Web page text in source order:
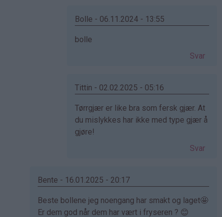
Bolle - 06.11.2024 - 13:55
Som
Cecilie
bekreftet)
bolle
Svar
Tittin - 02.02.2025 - 05:16
Som
svar
på
bekreftet)
Tørrgjær er like bra som fersk gjær. At
du mislykkes har ikke med type gjær å
gjøre!
Svar
Bente - 16.01.2025 - 20:17
Som
svar
Beste bollene jeg noengang har smakt og laget🤩
Er dem god når dem har vært i fryseren ? 😊